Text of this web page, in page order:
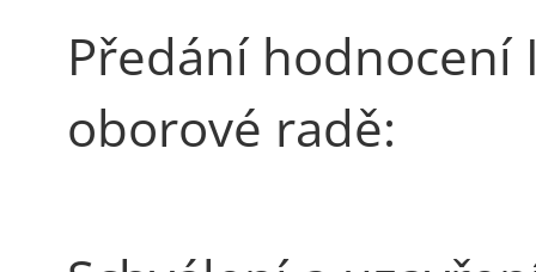
Předání hodnocení
oborové radě: